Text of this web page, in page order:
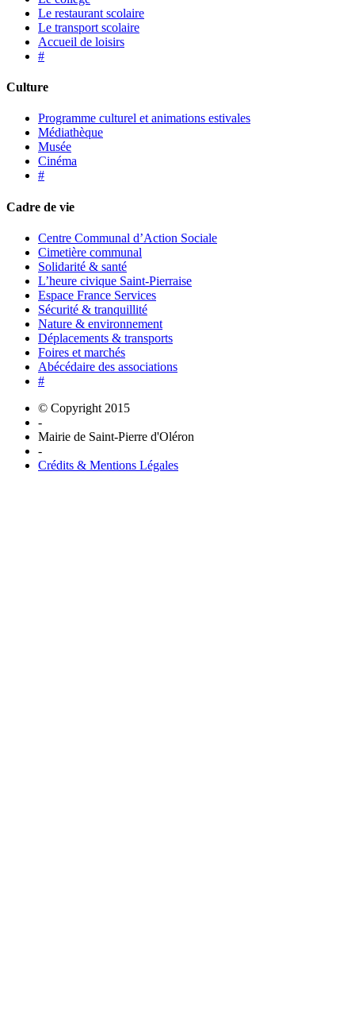
Le restaurant scolaire
Le transport scolaire
Accueil de loisirs
#
Culture
Programme culturel et animations estivales
Médiathèque
Musée
Cinéma
#
Cadre de vie
Centre Communal d’Action Sociale
Cimetière communal
Solidarité & santé
L’heure civique Saint-Pierraise
Espace France Services
Sécurité & tranquillité
Nature & environnement
Déplacements & transports
Foires et marchés
Abécédaire des associations
#
© Copyright 2015
-
Mairie de Saint-Pierre d'Oléron
-
Crédits & Mentions Légales